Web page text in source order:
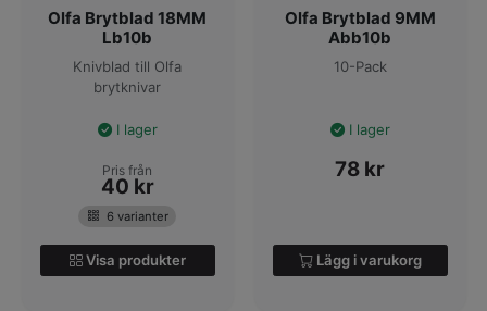
Olfa Brytblad 18MM
Lb10b
Knivblad till Olfa
brytknivar
I lager
Pris från
40 kr
6 varianter
Visa produkter
Olfa Brytblad 9MM
Abb10b
10-Pack
I lager
78 kr
Lägg i varukorg